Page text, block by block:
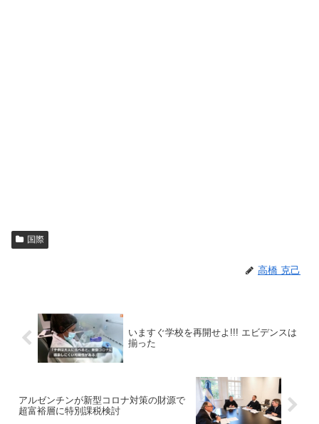
国際
高橋 克己
いますぐ学校を再開せよ!!! エビデンスは
揃った
アルゼンチンが新型コロナ対策の財源で
超富裕層に特別課税検討